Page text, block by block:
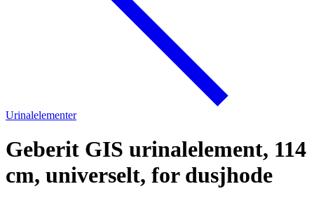
Urinalelementer
Geberit GIS urinalelement, 114
cm, universelt, for dusjhode